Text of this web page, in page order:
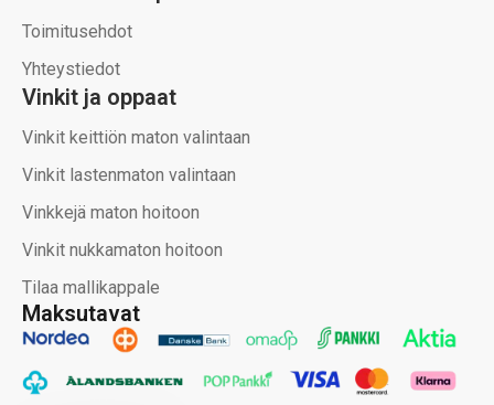
Maksutavat
Toimitusehdot
Yhteystiedot
Vinkit ja oppaat
Vinkit keittiön maton valintaan
Vinkit lastenmaton valintaan
Vinkkejä maton hoitoon
Vinkit nukkamaton hoitoon
Tilaa mallikappale